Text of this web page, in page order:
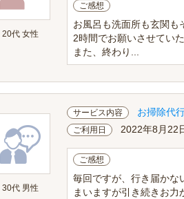
20代 女性
ご感想
お風呂も洗面所も玄関も
2時間でお願いさせてい
また、終わり...
30代 男性
サービス内容 お掃除代
ご利用日 2022年8月22
ご感想
毎回ですが、行き届かな
まいますが引き続きお力